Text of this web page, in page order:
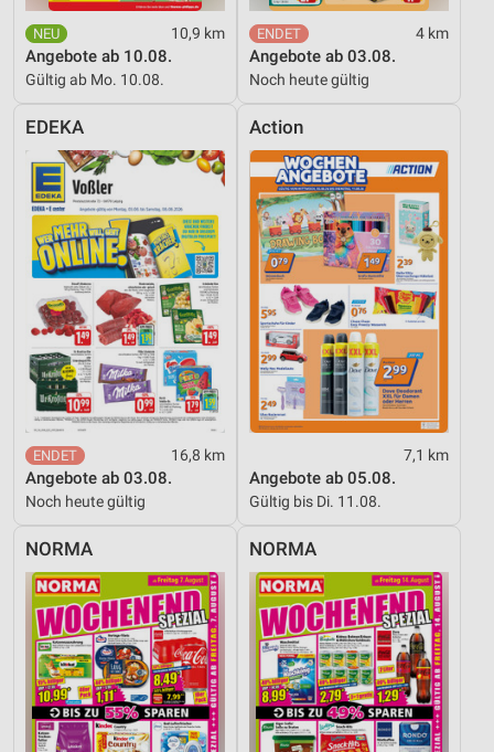
10,9 km
Angebote ab 10.08.
Gültig ab Mo. 10.08.
4 km
Angebote ab 03.08.
Noch heute gültig
EDEKA
16,8 km
Angebote ab 03.08.
Noch heute gültig
Action
7,1 km
Angebote ab 05.08.
Gültig bis Di. 11.08.
NORMA NORMA